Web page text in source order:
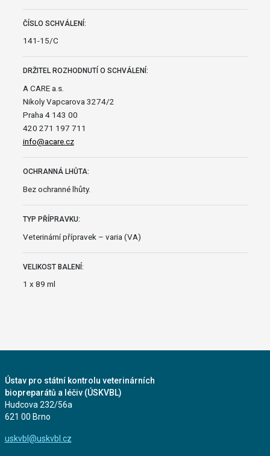
ČÍSLO SCHVÁLENÍ:
141-15/C
DRŽITEL ROZHODNUTÍ O SCHVÁLENÍ:
A CARE a.s.
Nikoly Vapcarova 3274/2
Praha 4 143 00
420 271 197 711
info@acare.cz
OCHRANNÁ LHŮTA:
Bez ochranné lhůty.
TYP PŘÍPRAVKU:
Veterinární přípravek – varia (VA)
VELIKOST BALENÍ:
1 x 89 ml
Ústav pro státní kontrolu veterinárních
biopreparátů a léčiv (ÚSKVBL)
Hudcova 232/56a
621 00 Brno
uskvbl@uskvbl.cz